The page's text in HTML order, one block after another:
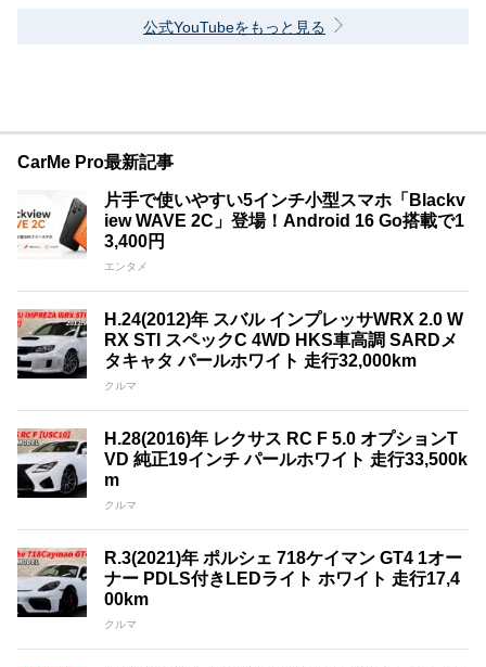
公式YouTubeをもっと見る
CarMe Pro最新記事
片手で使いやすい5インチ小型スマホ「Blackv
iew WAVE 2C」登場！Android 16 Go搭載で1
3,400円
エンタメ
H.24(2012)年 スバル インプレッサWRX 2.0 W
RX STI スペックC 4WD HKS車高調 SARDメ
タキャタ パールホワイト 走行32,000km
クルマ
H.28(2016)年 レクサス RC F 5.0 オプションT
VD 純正19インチ パールホワイト 走行33,500k
m
クルマ
R.3(2021)年 ポルシェ 718ケイマン GT4 1オー
ナー PDLS付きLEDライト ホワイト 走行17,4
00km
クルマ